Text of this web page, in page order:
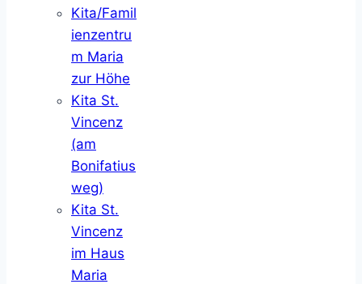
Kita/Famil
ienzentru
m Maria
zur Höhe
Kita St.
Vincenz
(am
Bonifatius
weg)
Kita St.
Vincenz
im Haus
Maria